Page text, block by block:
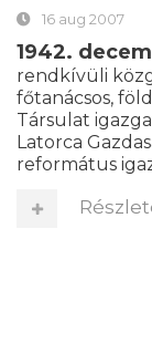
16 aug 2007
1942.
rendkívüli
főtanácsos,
Társulat
Latorca
református